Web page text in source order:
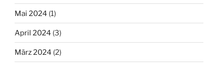
Mai 2024 (1)
April 2024 (3)
März 2024 (2)